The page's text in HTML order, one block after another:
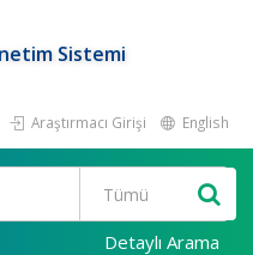
Sistemi
Araştırmacı Girişi English
Detaylı Arama